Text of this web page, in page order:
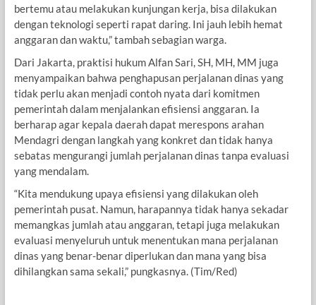
bertemu atau melakukan kunjungan kerja, bisa dilakukan
dengan teknologi seperti rapat daring. Ini jauh lebih hemat
anggaran dan waktu,” tambah sebagian warga.
Dari Jakarta, praktisi hukum Alfan Sari, SH, MH, MM juga
menyampaikan bahwa penghapusan perjalanan dinas yang
tidak perlu akan menjadi contoh nyata dari komitmen
pemerintah dalam menjalankan efisiensi anggaran. Ia
berharap agar kepala daerah dapat merespons arahan
Mendagri dengan langkah yang konkret dan tidak hanya
sebatas mengurangi jumlah perjalanan dinas tanpa evaluasi
yang mendalam.
“Kita mendukung upaya efisiensi yang dilakukan oleh
pemerintah pusat. Namun, harapannya tidak hanya sekadar
memangkas jumlah atau anggaran, tetapi juga melakukan
evaluasi menyeluruh untuk menentukan mana perjalanan
dinas yang benar-benar diperlukan dan mana yang bisa
dihilangkan sama sekali,” pungkasnya. (Tim/Red)